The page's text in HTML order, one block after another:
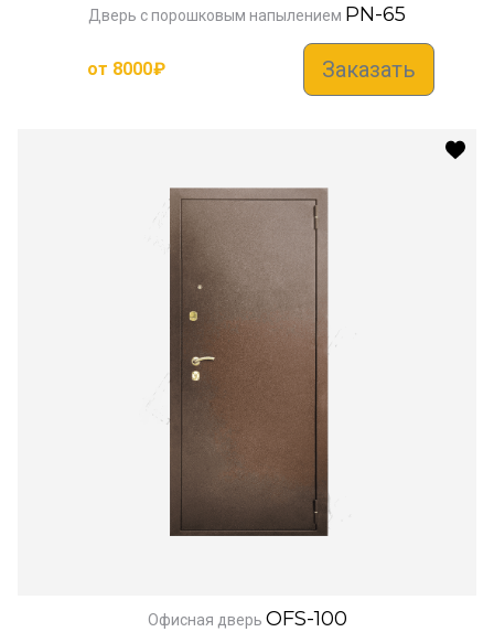
Дверь с порошковым напылением PN-65
от 8000₽ Заказать
Офисная дверь OFS-100